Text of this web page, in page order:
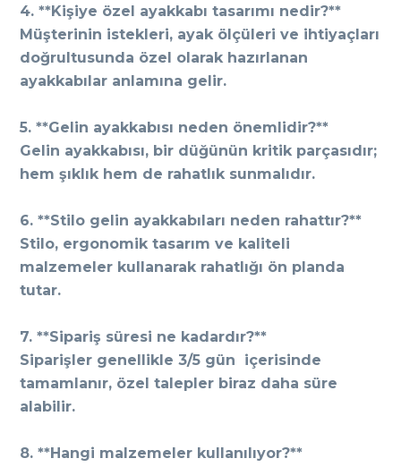
4. **Kişiye özel ayakkabı tasarımı nedir?**
Müşterinin istekleri, ayak ölçüleri ve ihtiyaçları
doğrultusunda özel olarak hazırlanan
ayakkabılar anlamına gelir.
5. **Gelin ayakkabısı neden önemlidir?**
Gelin ayakkabısı, bir düğünün kritik parçasıdır;
hem şıklık hem de rahatlık sunmalıdır.
6. **Stilo gelin ayakkabıları neden rahattır?**
Stilo, ergonomik tasarım ve kaliteli
malzemeler kullanarak rahatlığı ön planda
tutar.
7. **Sipariş süresi ne kadardır?**
Siparişler genellikle 3/5 gün içerisinde
tamamlanır, özel talepler biraz daha süre
alabilir.
8. **Hangi malzemeler kullanılıyor?**